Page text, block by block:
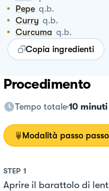
Pepe q.b.
Curry q.b.
Curcuma q.b.
Copia ingredienti
Procedimento
Tempo totale 10 minuti
Modalità passo passo
STEP 1
Aprire il barattolo di